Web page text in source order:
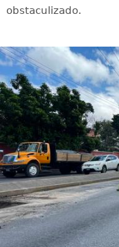
obstaculizado.